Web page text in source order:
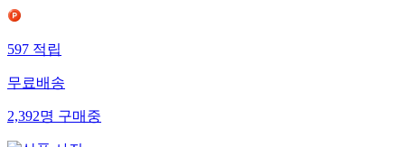
597적립
무료배송
2,392명구매중